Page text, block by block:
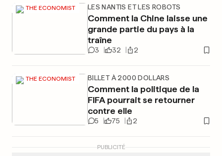
THE ECONOMIST LES NANTIS ET LES ROBOTS
Comment la Chine laisse une
grande partie du pays à la
traîne
3 32 2
THE ECONOMIST BILLET À 2000 DOLLARS
Comment la politique de la
FIFA pourrait se retourner
contre elle
5 75 2
PUBLICITÉ